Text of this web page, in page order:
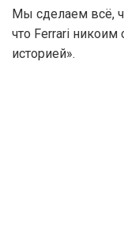
Мы сделаем всё,
что Ferrari никоим
историей».